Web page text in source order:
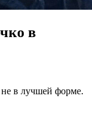
в
в лучшей форме.